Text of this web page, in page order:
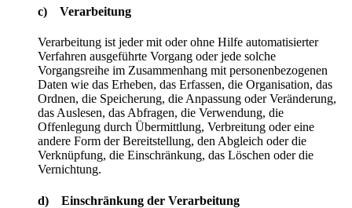
c) Verarbeitung
Verarbeitung ist jeder mit oder ohne Hilfe automatisierter
Verfahren ausgeführte Vorgang oder jede solche
Vorgangsreihe im Zusammenhang mit personenbezogenen
Daten wie das Erheben, das Erfassen, die Organisation, das
Ordnen, die Speicherung, die Anpassung oder Veränderung,
das Auslesen, das Abfragen, die Verwendung, die
Offenlegung durch Übermittlung, Verbreitung oder eine
andere Form der Bereitstellung, den Abgleich oder die
Verknüpfung, die Einschränkung, das Löschen oder die
Vernichtung.
d) Einschränkung der Verarbeitung